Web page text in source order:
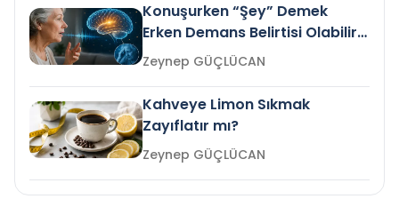
Konuşurken “Şey” Demek
Erken Demans Belirtisi Olabilir
mi?
Zeynep GÜÇLÜCAN
Kahveye Limon Sıkmak
Zayıflatır mı?
Zeynep GÜÇLÜCAN